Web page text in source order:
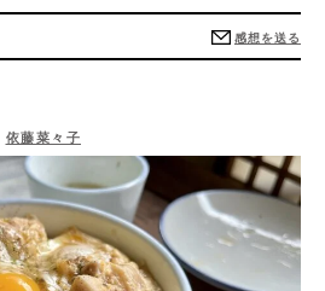
感想を送る
依藤菜々子